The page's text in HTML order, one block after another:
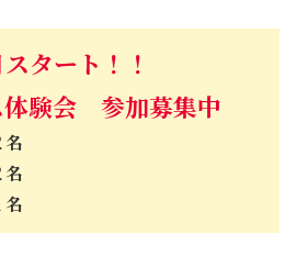
タート！！
体験会 参加募集中